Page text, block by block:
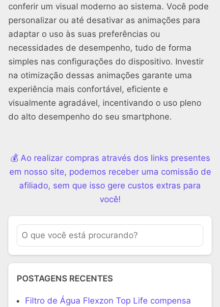
conferir um visual moderno ao sistema. Você pode
personalizar ou até desativar as animações para
adaptar o uso às suas preferências ou
necessidades de desempenho, tudo de forma
simples nas configurações do dispositivo. Investir
na otimização dessas animações garante uma
experiência mais confortável, eficiente e
visualmente agradável, incentivando o uso pleno
do alto desempenho do seu smartphone.
💰 Ao realizar compras através dos links presentes
em nosso site, podemos receber uma comissão de
afiliado, sem que isso gere custos extras para
você!
POSTAGENS RECENTES
Filtro de Água Flexzon Top Life compensa